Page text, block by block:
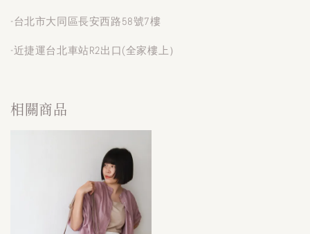
-台北市大同區長安西路58號7樓
-近捷運台北車站R2出口(全家樓上）
相關商品